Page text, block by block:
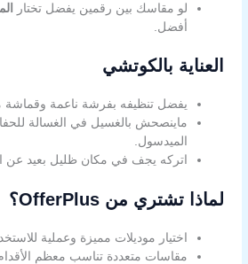
لو مقاسك بين رقمين يفضل تختار
أفضل.
العناية بالكوتشي
يفضل تنظيفه بفرشة ناعمة وقماشة
ماينصحش بالغسيل في الغسالة
الميدسول.
اتركه يجف في مكان ظليل بعيد عن
لماذا تشتري من OfferPlus؟
اختيار موديلات مميزة وعملية
مقاسات متعددة تناسب معظم